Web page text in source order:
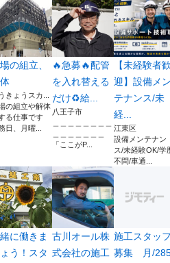
の組立、
きょうスカ...
の組立や解体
る仕事です
日、月曜...
🔥急募🔥配管
を入れ替える
だけ♻️給...
八王子市
「ここがP...
【未経験者歓
迎】設備メン
テナンス/未
経...
江東区
設備メンテナン
ス/未経験OK/学
不問/車通...
に働きま
う！スタ
古川オール株
式会社の施工
施工スタッフ
募集 月/